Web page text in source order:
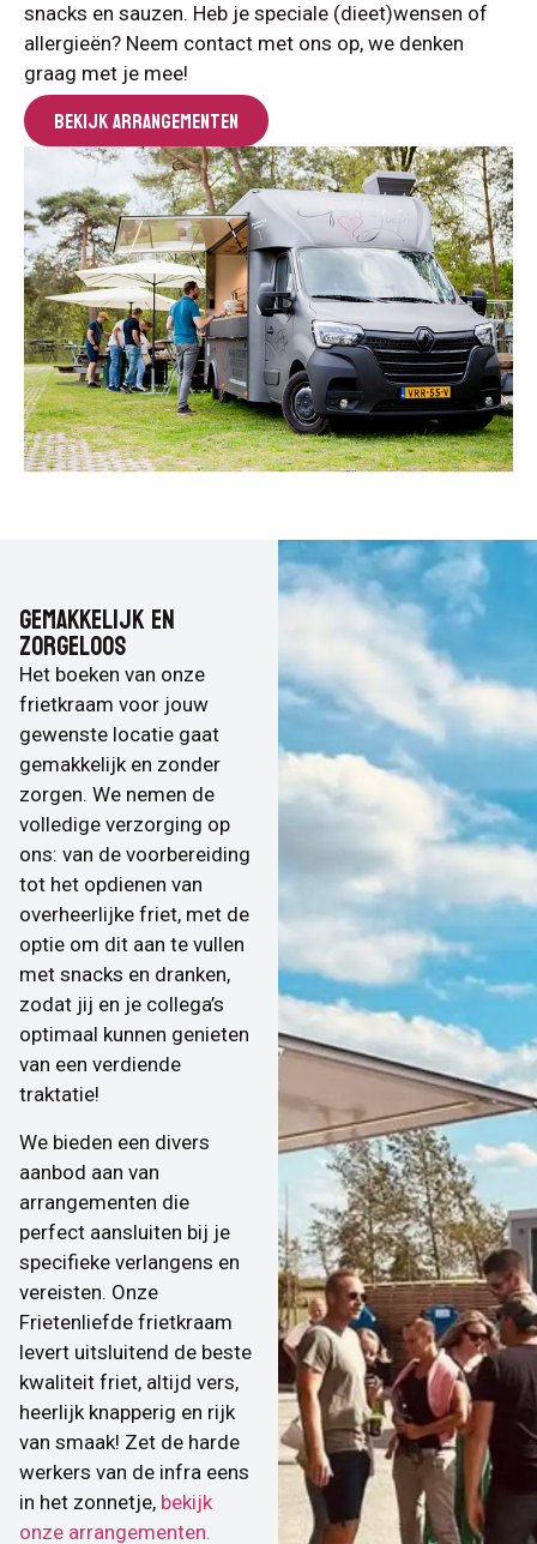
snacks en sauzen. Heb je speciale (dieet)wensen of
allergieën? Neem contact met ons op, we denken
graag met je mee!
BEKIJK ARRANGEMENTEN
GEMAKKELIJK EN
ZORGELOOS
Het boeken van onze
frietkraam voor jouw
gewenste locatie gaat
gemakkelijk en zonder
zorgen. We nemen de
volledige verzorging op
ons: van de voorbereiding
tot het opdienen van
overheerlijke friet, met de
optie om dit aan te vullen
met snacks en dranken,
zodat jij en je collega’s
optimaal kunnen genieten
van een verdiende
traktatie!
We bieden een divers
aanbod aan van
arrangementen die
perfect aansluiten bij je
specifieke verlangens en
vereisten. Onze
Frietenliefde frietkraam
levert uitsluitend de beste
kwaliteit friet, altijd vers,
heerlijk knapperig en rijk
van smaak! Zet de harde
werkers van de infra eens
in het zonnetje, bekijk
onze arrangementen.